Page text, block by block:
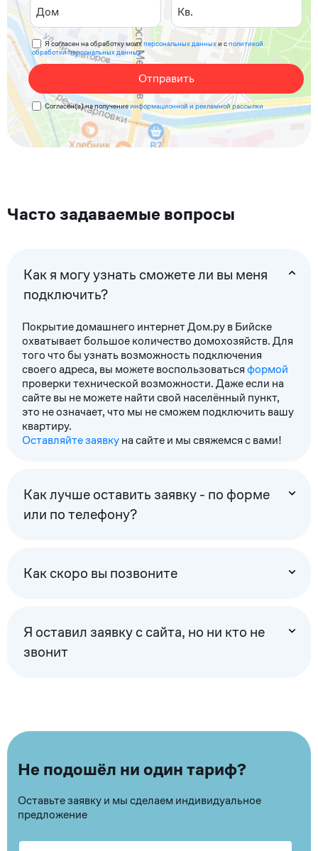
Я согласен на обработку моихперсональных данныхи сполитикой
обработки персональных данных
Отправить
Согласен(а) на получениеинформационной и рекламной рассылки
Часто задаваемые вопросы
Как я могу узнать сможете ли вы меня
подключить?
Покрытие домашнего интернет Дом.ру в Бийске
охватывает большое количество домохозяйств. Для
того что бы узнать возможность подключения
своего адреса, вы можете воспользоватьсяформой
проверки технической возможности. Даже если на
сайте вы не можете найти свой населённый пункт,
это не означает, что мы не сможем подключить вашу
квартиру.
Оставляйте заявкуна сайте и мы свяжемся с вами!
Как лучше оставить заявку - по форме
или по телефону?
Как скоро вы позвоните
Я оставил заявку с сайта, но ни кто не
звонит
Не подошёл ни один тариф?
Оставьте заявку и мы сделаем индивидуальное
предложение